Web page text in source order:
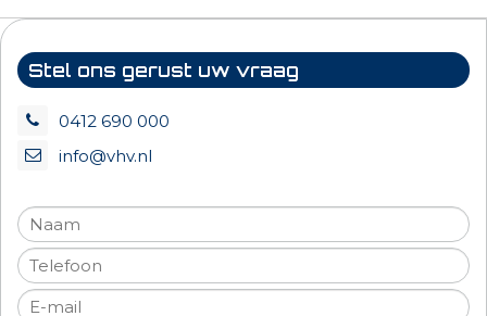
Stel ons gerust uw vraag
0412 690 000
info@vhv.nl